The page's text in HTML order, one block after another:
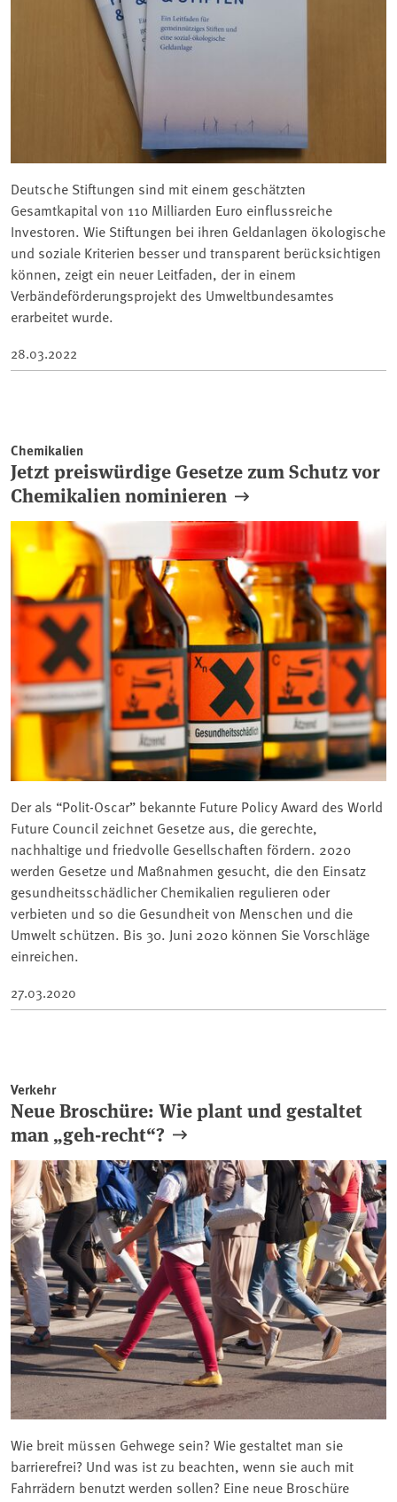
Deutsche Stiftungen sind mit einem geschätzten
Gesamtkapital von 110 Milliarden Euro einflussreiche
Investoren. Wie Stiftungen bei ihren Geldanlagen ökologische
und soziale Kriterien besser und transparent berücksichtigen
können, zeigt ein neuer Leitfaden, der in einem
Verbändeförderungsprojekt des Umweltbundesamtes
erarbeitet wurde.
28.03.2022
Chemikalien
Jetzt preiswürdige Gesetze zum Schutz vor
Chemikalien nominieren
Der als “Polit-Oscar” bekannte Future Policy Award des World
Future Council zeichnet Gesetze aus, die gerechte,
nachhaltige und friedvolle Gesellschaften fördern. 2020
werden Gesetze und Maßnahmen gesucht, die den Einsatz
gesundheitsschädlicher Chemikalien regulieren oder
verbieten und so die Gesundheit von Menschen und die
Umwelt schützen. Bis 30. Juni 2020 können Sie Vorschläge
einreichen.
27.03.2020
Verkehr
Neue Broschüre: Wie plant und gestaltet
man „geh-recht“?
Wie breit müssen Gehwege sein? Wie gestaltet man sie
barrierefrei? Und was ist zu beachten, wenn sie auch mit
Fahrrädern benutzt werden sollen? Eine neue Broschüre